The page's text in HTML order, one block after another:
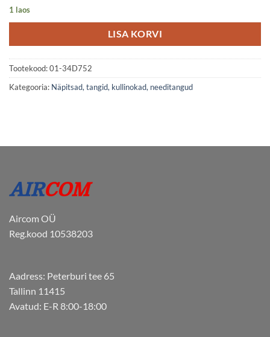
1 laos
LISA KORVI
Tootekood:01-34D752
Kategooria: Näpitsad, tangid, kullinokad, needitangud
Aircom OÜ
Reg.kood 10538203
Aadress: Peterburi tee 65
Tallinn 11415
Avatud: E-R 8:00-18:00